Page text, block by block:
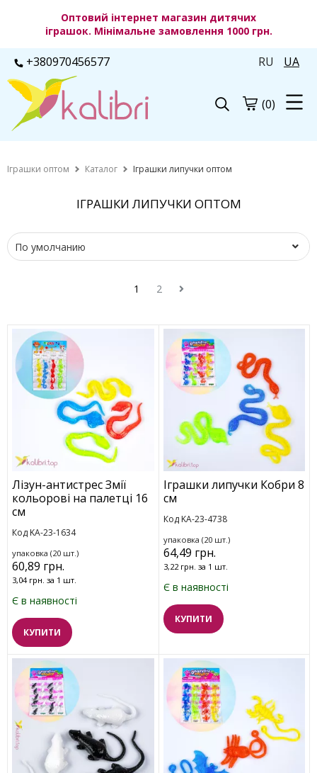
Оптовий інтернет магазин дитячих
іграшок. Мінімальне замовлення 1000 грн.
+380970456577 RU UA
(0)
Іграшки оптом Каталог Іграшки липучки оптом
ІГРАШКИ ЛИПУЧКИ ОПТОМ
1 2
Лізун-антистрес Змії
кольорові на палетці 16
см
Код KA-23-1634
упаковка (20 шт.)
60,89 грн.
3,04 грн. за 1 шт.
Є в наявності
КУПИТИ
Іграшки липучки Кобри 8
см
Код KA-23-4738
упаковка (20 шт.)
64,49 грн.
3,22 грн. за 1 шт.
Є в наявності
КУПИТИ